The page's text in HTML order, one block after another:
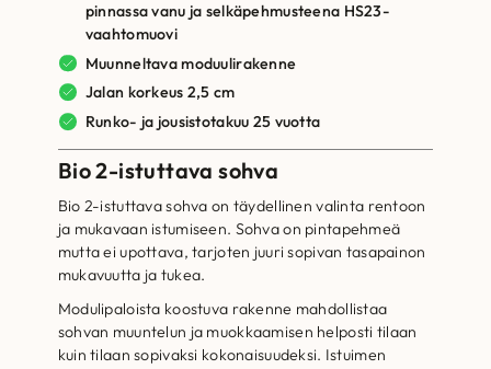
pinnassa vanu ja selkäpehmusteena HS23-
vaahtomuovi
Muunneltava moduulirakenne
Jalan korkeus 2,5 cm
Runko- ja jousistotakuu 25 vuotta
Bio 2-istuttava sohva
Bio 2-istuttava sohva on täydellinen valinta rentoon
ja mukavaan istumiseen. Sohva on pintapehmeä
mutta ei upottava, tarjoten juuri sopivan tasapainon
mukavuutta ja tukea.
Modulipaloista koostuva rakenne mahdollistaa
sohvan muuntelun ja muokkaamisen helposti tilaan
kuin tilaan sopivaksi kokonaisuudeksi. Istuimen